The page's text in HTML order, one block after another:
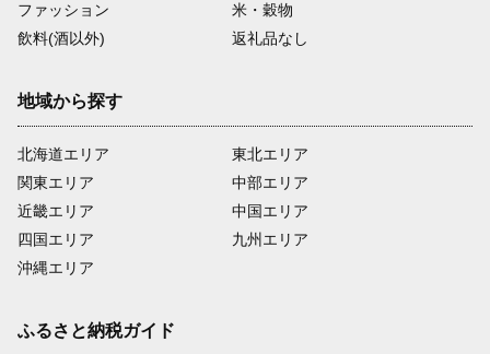
ファッション
米・穀物
飲料(酒以外)
返礼品なし
地域から探す
北海道エリア
関東エリア
近畿エリア
四国エリア
沖縄エリア
東北エリア
中部エリア
中国エリア
九州エリア
ふるさと納税ガイド